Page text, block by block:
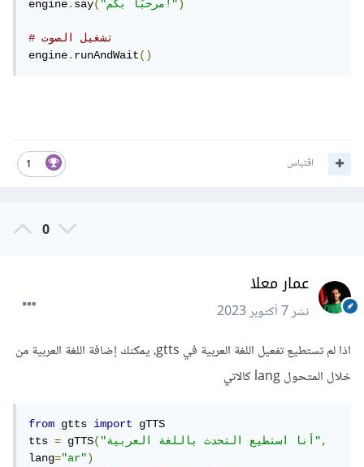
engine.say( "مرحبًا بكم!")
# تشغيل الصوت
engine.runAndWait()
1 اقتباس
0
عمار معلا
نشر7 أكتوبر 2023
اذا لم تستطيع تفعيل اللغة العربية في gtts، يمكنك إضافة اللغة العربية من
خلال المتحول lang كالاتي
from gtts import
gTTS
tts = gTTS( "أنا استطيع التحدث باللغة العربية",
lang="ar")